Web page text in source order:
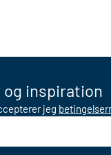
og inspiration
jeg